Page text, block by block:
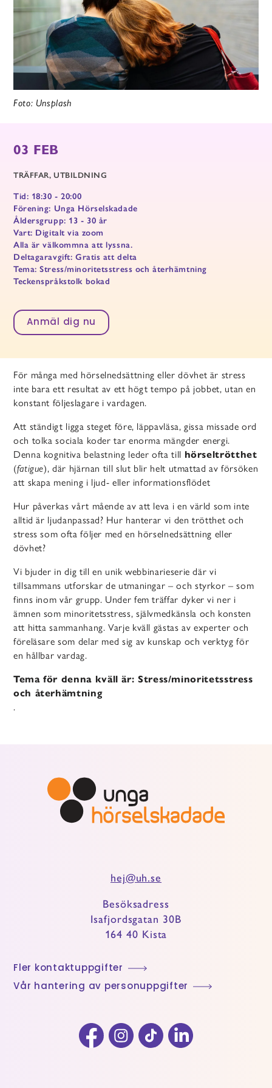
Foto: Unsplash
03 FEB
TRÄFFAR UTBILDNING
Tid: 18:30 - 20:00
Förening: Unga Hörselskadade
Åldersgrupp: 13 - 30 år
Vart: Digitalt via zoom
Alla är välkommna att lyssna.
Deltagaravgift: Gratis att delta
Tema: Stress/minoritetsstress och återhämtning
Teckenspråkstolk bokad
Anmäl dig nu
För många med hörselnedsättning eller dövhet är stress
inte bara ett resultat av ett högt tempo på jobbet, utan en
konstant följeslagare i vardagen.
Att ständigt ligga steget före, läppavläsa, gissa missade ord
och tolka sociala koder tar enorma mängder energi.
Denna kognitiva belastning leder ofta till hörseltrötthet
(fatigue), där hjärnan till slut blir helt utmattad av försöken
att skapa mening i ljud- eller informationsflödet
Hur påverkas vårt mående av att leva i en värld som inte
alltid är ljudanpassad? Hur hanterar vi den trötthet och
stress som ofta följer med en hörselnedsättning eller
dövhet?
Vi bjuder in dig till en unik webbinarieserie där vi
tillsammans utforskar de utmaningar – och styrkor – som
finns inom vår grupp. Under fem träffar dyker vi ner i
ämnen som minoritetsstress, självmedkänsla och konsten
att hitta sammanhang. Varje kväll gästas av experter och
föreläsare som delar med sig av kunskap och verktyg för
en hållbar vardag.
Tema för denna kväll är: Stress/minoritetsstress
och återhämtning
.
hej@uh.se
Besöksadress
Isafjordsgatan 30B
164 40 Kista
Fler kontaktuppgifter
Vår hantering av personuppgifter
FacebookInstagramTikTok LinkedIn